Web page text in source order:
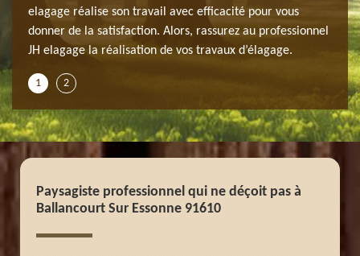
elagage réalise son travail avec efficacité pour vous
donner de la satisfaction. Alors, rassurez au professionnel
JH elagage la réalisation de vos travaux d’élagage.
1 2
Paysagiste professionnel qui ne déçoit pas à
Ballancourt Sur Essonne 91610